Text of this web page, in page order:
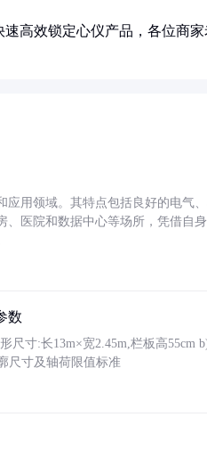
高效锁定心仪产品，各位商
应用领域。其特点包括良好的电气
、医院和数据中心等场所，凭借自
数
尺寸:长13m×宽2.45m,栏板高55cm
尺寸及轴荷限值标准